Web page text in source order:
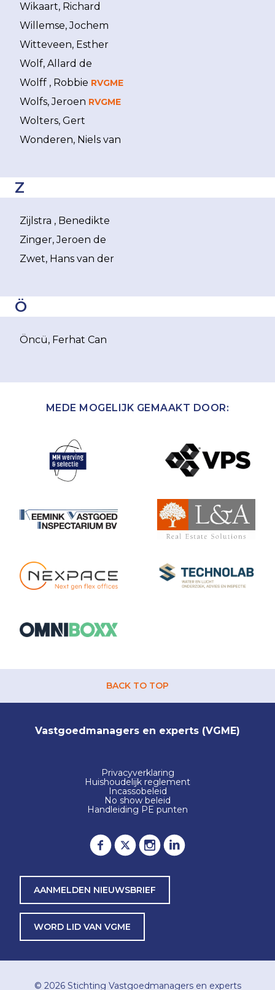
Wikaart, Richard
Willemse, Jochem
Witteveen, Esther
Wolf, Allard de
Wolff , Robbie RVGME
Wolfs, Jeroen RVGME
Wolters, Gert
Wonderen, Niels van
Z
Zijlstra , Benedikte
Zinger, Jeroen de
Zwet, Hans van der
Ö
Öncü, Ferhat Can
MEDE MOGELIJK GEMAAKT DOOR:
BACK TO TOP
Vastgoedmanagers en experts (VGME)
Privacyverklaring
Huishoudelijk reglement
Incassobeleid
No show beleid
Handleiding PE punten
AANMELDEN NIEUWSBRIEF
WORD LID VAN VGME
© 2026 Stichting Vastgoedmanagers en experts